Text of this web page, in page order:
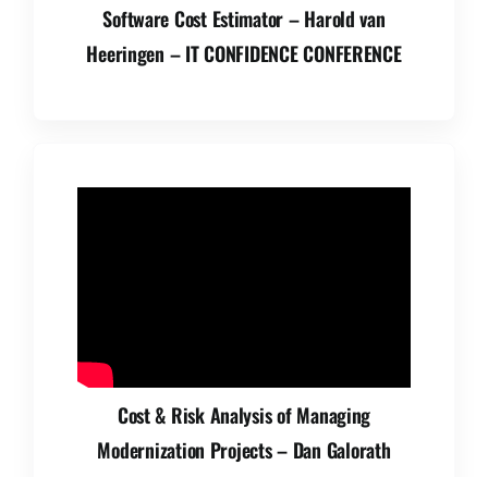
Software Cost Estimator – Harold van
Heeringen – IT CONFIDENCE CONFERENCE
Cost & Risk Analysis of Managing
Modernization Projects – Dan Galorath